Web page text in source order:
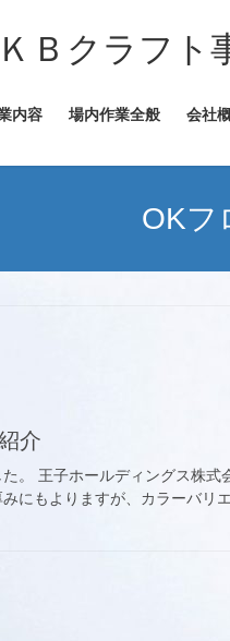
Ｂクラフト
内容 場内作業全般 会社
OK
介
。 王子ホールディングス株式
にもよりますが、カラーバリ